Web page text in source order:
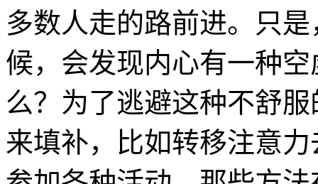
多数人走的路前进。只
候，会发现内心有一种
么？为了逃避这种不舒
来填补，比如转移注意